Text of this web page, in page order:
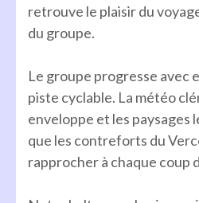
retrouve le plaisir du
du groupe.
Le groupe progresse avec
piste cyclable. La météo
enveloppe et les paysages
que les contreforts du
rapprocher à chaque coup